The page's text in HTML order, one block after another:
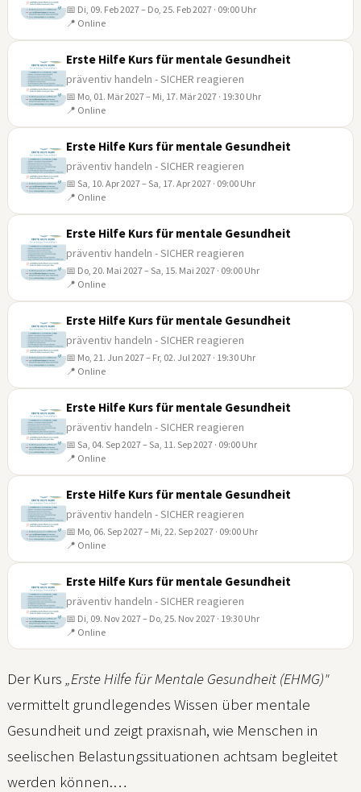
FEB
📅 Di, 09. Feb 2027 – Do, 25. Feb 2027 · 09:00 Uhr
📍 Online
MÄR
Erste Hilfe Kurs für mentale Gesundheit
präventiv handeln - SICHER reagieren
📅 Mo, 01. Mär 2027 – Mi, 17. Mär 2027 · 19:30 Uhr
📍 Online
APR
Erste Hilfe Kurs für mentale Gesundheit
präventiv handeln - SICHER reagieren
📅 Sa, 10. Apr 2027 – Sa, 17. Apr 2027 · 09:00 Uhr
📍 Online
MAI
Erste Hilfe Kurs für mentale Gesundheit
präventiv handeln - SICHER reagieren
📅 Do, 20. Mai 2027 – Sa, 15. Mai 2027 · 09:00 Uhr
📍 Online
JUN
Erste Hilfe Kurs für mentale Gesundheit
präventiv handeln - SICHER reagieren
📅 Mo, 21. Jun 2027 – Fr, 02. Jul 2027 · 19:30 Uhr
📍 Online
SEP
Erste Hilfe Kurs für mentale Gesundheit
präventiv handeln - SICHER reagieren
📅 Sa, 04. Sep 2027 – Sa, 11. Sep 2027 · 09:00 Uhr
📍 Online
SEP
Erste Hilfe Kurs für mentale Gesundheit
präventiv handeln - SICHER reagieren
📅 Mo, 06. Sep 2027 – Mi, 22. Sep 2027 · 09:00 Uhr
📍 Online
NOV
Erste Hilfe Kurs für mentale Gesundheit
präventiv handeln - SICHER reagieren
📅 Di, 09. Nov 2027 – Do, 25. Nov 2027 · 19:30 Uhr
📍 Online
Der Kurs „Erste Hilfe für Mentale Gesundheit (EHMG)"
vermittelt grundlegendes Wissen über mentale
Gesundheit und zeigt praxisnah, wie Menschen in
seelischen Belastungssituationen achtsam begleitet
werden können.